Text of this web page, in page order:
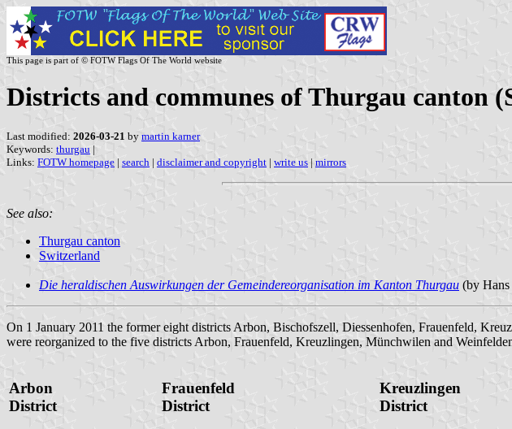
This page is part of © FOTW Flags Of The World website
Districts and communes of Thurgau canton
Last modified: 2026-03-21 by martin karner
Keywords: thurgau |
Links: FOTW homepage | search | disclaimer and copyright | write us | mirrors
See also:
Thurgau canton
Switzerland
Die heraldischen Auswirkungen der Gemeindereorganisation im Kanton Thurgau (by Hans
On 1 January 2011 the former eight districts Arbon, Bischofszell, Diessenhofen, Frauenfeld,
were reorganized to the five districts Arbon, Frauenfeld, Kreuzlingen, Münchwilen and
Arbon
District
Frauenfeld
District
Kreuzlingen
District